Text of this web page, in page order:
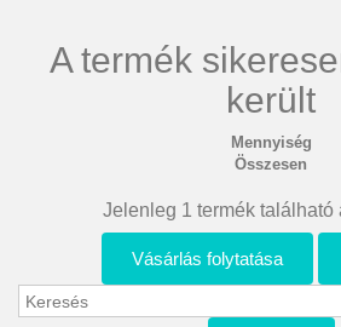
A termék
került
Mennyiség
Összesen
Jelenleg 1 termék található
Vásárlás folytatása